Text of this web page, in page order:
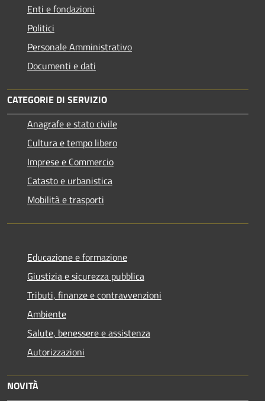
Enti e fondazioni
Politici
Personale Amministrativo
Documenti e dati
CATEGORIE DI SERVIZIO
Anagrafe e stato civile
Cultura e tempo libero
Imprese e Commercio
Catasto e urbanistica
Mobilità e trasporti
Educazione e formazione
Giustizia e sicurezza pubblica
Tributi, finanze e contravvenzioni
Ambiente
Salute, benessere e assistenza
Autorizzazioni
NOVITÀ